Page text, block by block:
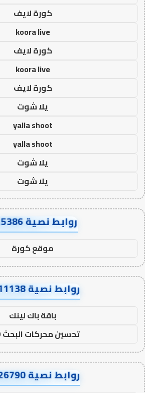
كورة لايف
koora live
كورة لايف
koora live
كورة لايف
يلا شوت
yalla shoot
yalla shoot
يلا شوت
يلا شوت
روابط نصية AA5386
موقع كورة
روابط نصية AA11138
باقة باك لينك
تحسين محركات البحث SEO
روابط نصية AA26790